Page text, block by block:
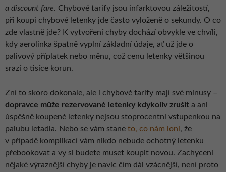
a discount fare. Chybové tarify jsou infarktovou záležitostí,
při koupi chybové letenky jde často vyloženě o sekundy. O co
zde vlastně jde? K vytvoření chyby dochází obvykle ve chvíli,
kdy aerolinka špatně vyplní základní údaje, ať už jde o
palivový příplatek nebo měnu, což cenu letenky většinou
srazí o tisíce korun.
Zní to skoro dokonale, ale i chybové tarify mají své mínusy –
dopravce může rezervované letenky kdykoliv zrušit a ani
úspěšně koupené letenky nejsou stoprocentní vstupenkou na
palubu letadla. Nebo se vám stane to, co nám loni, že
v případě komplikací vám nikdo nebude ochotný letenku
přebookovat a vy si budete muset koupit novou. Zachycení
nějaké výraznější chyby je navíc čím dál vzácnější, není proto